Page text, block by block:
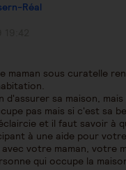
Réal
maman sous curatelle
d'assurer sa maison,
pas mais si c'est
et il faut savoir à
à une aide pour
votre maman, votre
qui occupe la